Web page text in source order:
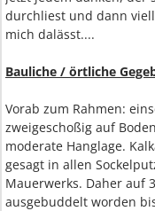
durchliest und dann
mich dalässt....
Bauliche / örtliche
Vorab zum Rahmen:
zweigeschoßig auf
moderate Hanglage.
gesagt in allen
Mauerwerks. Daher auf
ausgebuddelt worden